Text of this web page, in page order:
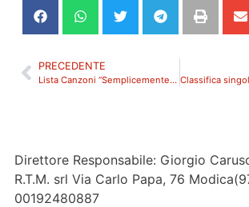
PRECEDENTE
Lista Canzoni “Semplicemente Radio” con Francesco Adamo 2 Febbraio 2024
Direttore Responsabile: Giorgio
R.T.M. srl Via Carlo Papa, 76
00192480887